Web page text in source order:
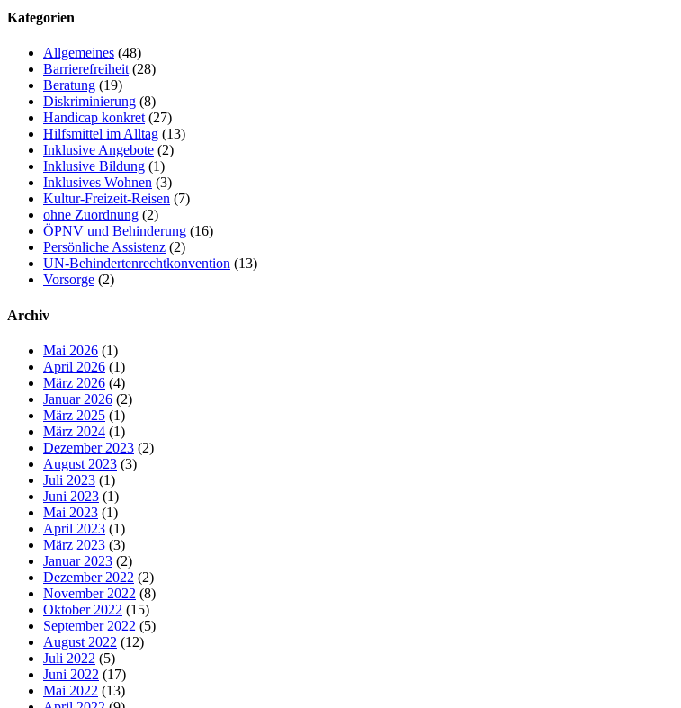
Kategorien
Allgemeines (48)
Barrierefreiheit (28)
Beratung (19)
Diskriminierung (8)
Handicap konkret (27)
Hilfsmittel im Alltag (13)
Inklusive Angebote (2)
Inklusive Bildung (1)
Inklusives Wohnen (3)
Kultur-Freizeit-Reisen (7)
ohne Zuordnung (2)
ÖPNV und Behinderung (16)
Persönliche Assistenz (2)
UN-Behindertenrechtkonvention (13)
Vorsorge (2)
Archiv
Mai 2026 (1)
April 2026 (1)
März 2026 (4)
Januar 2026 (2)
März 2025 (1)
März 2024 (1)
Dezember 2023 (2)
August 2023 (3)
Juli 2023 (1)
Juni 2023 (1)
Mai 2023 (1)
April 2023 (1)
März 2023 (3)
Januar 2023 (2)
Dezember 2022 (2)
November 2022 (8)
Oktober 2022 (15)
September 2022 (5)
August 2022 (12)
Juli 2022 (5)
Juni 2022 (17)
Mai 2022 (13)